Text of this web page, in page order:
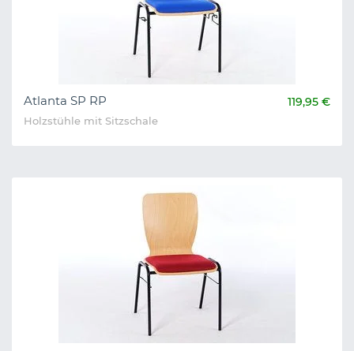
Atlanta SP RP 119,95 €
Holzstühle mit Sitzschale